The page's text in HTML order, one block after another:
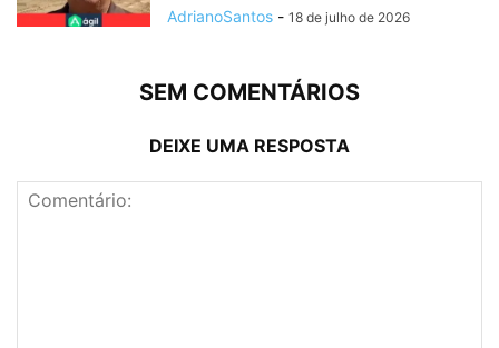
AdrianoSantos - 18 de julho de 2026
SEM COMENTÁRIOS
DEIXE UMA RESPOSTA